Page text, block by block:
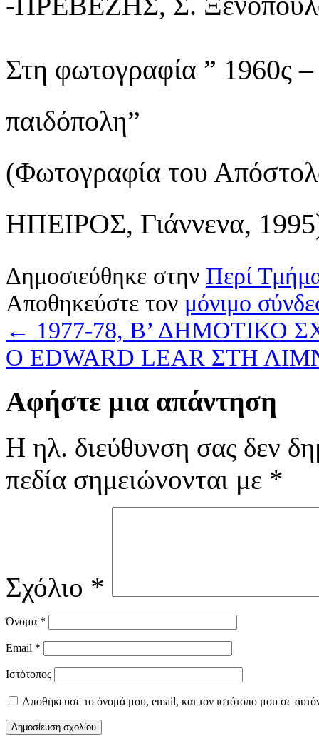
Στη φωτογραφία ” 1960ς
παιδόπολη”
(Φωτογραφία του
ΗΠΕΙΡΟΣ, Γιάννενα,
Δημοσιεύθηκε στην Περί
Αποθηκεύστε τον μόνιμο
← 1977-78, B’ ΔΗΜΟΤΙΚΟ
Ο EDWARD LEAR ΣΤΗ
Αφήστε μια απάντηση
Η ηλ. διεύθυνση σας δεν
πεδία σημειώνονται με *
Σχόλιο *
Όνομα *
Email *
Ιστότοπος
Αποθήκευσε το όνομά μου, email, και τον ιστότοπο μου σε